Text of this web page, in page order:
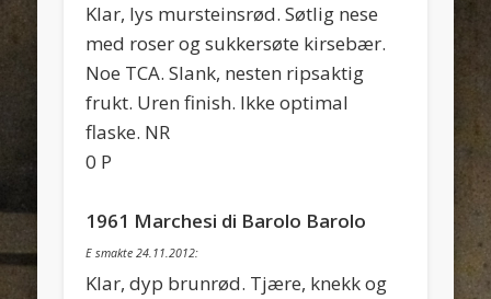
Klar, lys mursteinsrød. Søtlig nese
med roser og sukkersøte kirsebær.
Noe TCA. Slank, nesten ripsaktig
frukt. Uren finish. Ikke optimal
flaske. NR
0 P
1961 Marchesi di Barolo Barolo
E smakte 24.11.2012:
Klar, dyp brunrød. Tjære, knekk og